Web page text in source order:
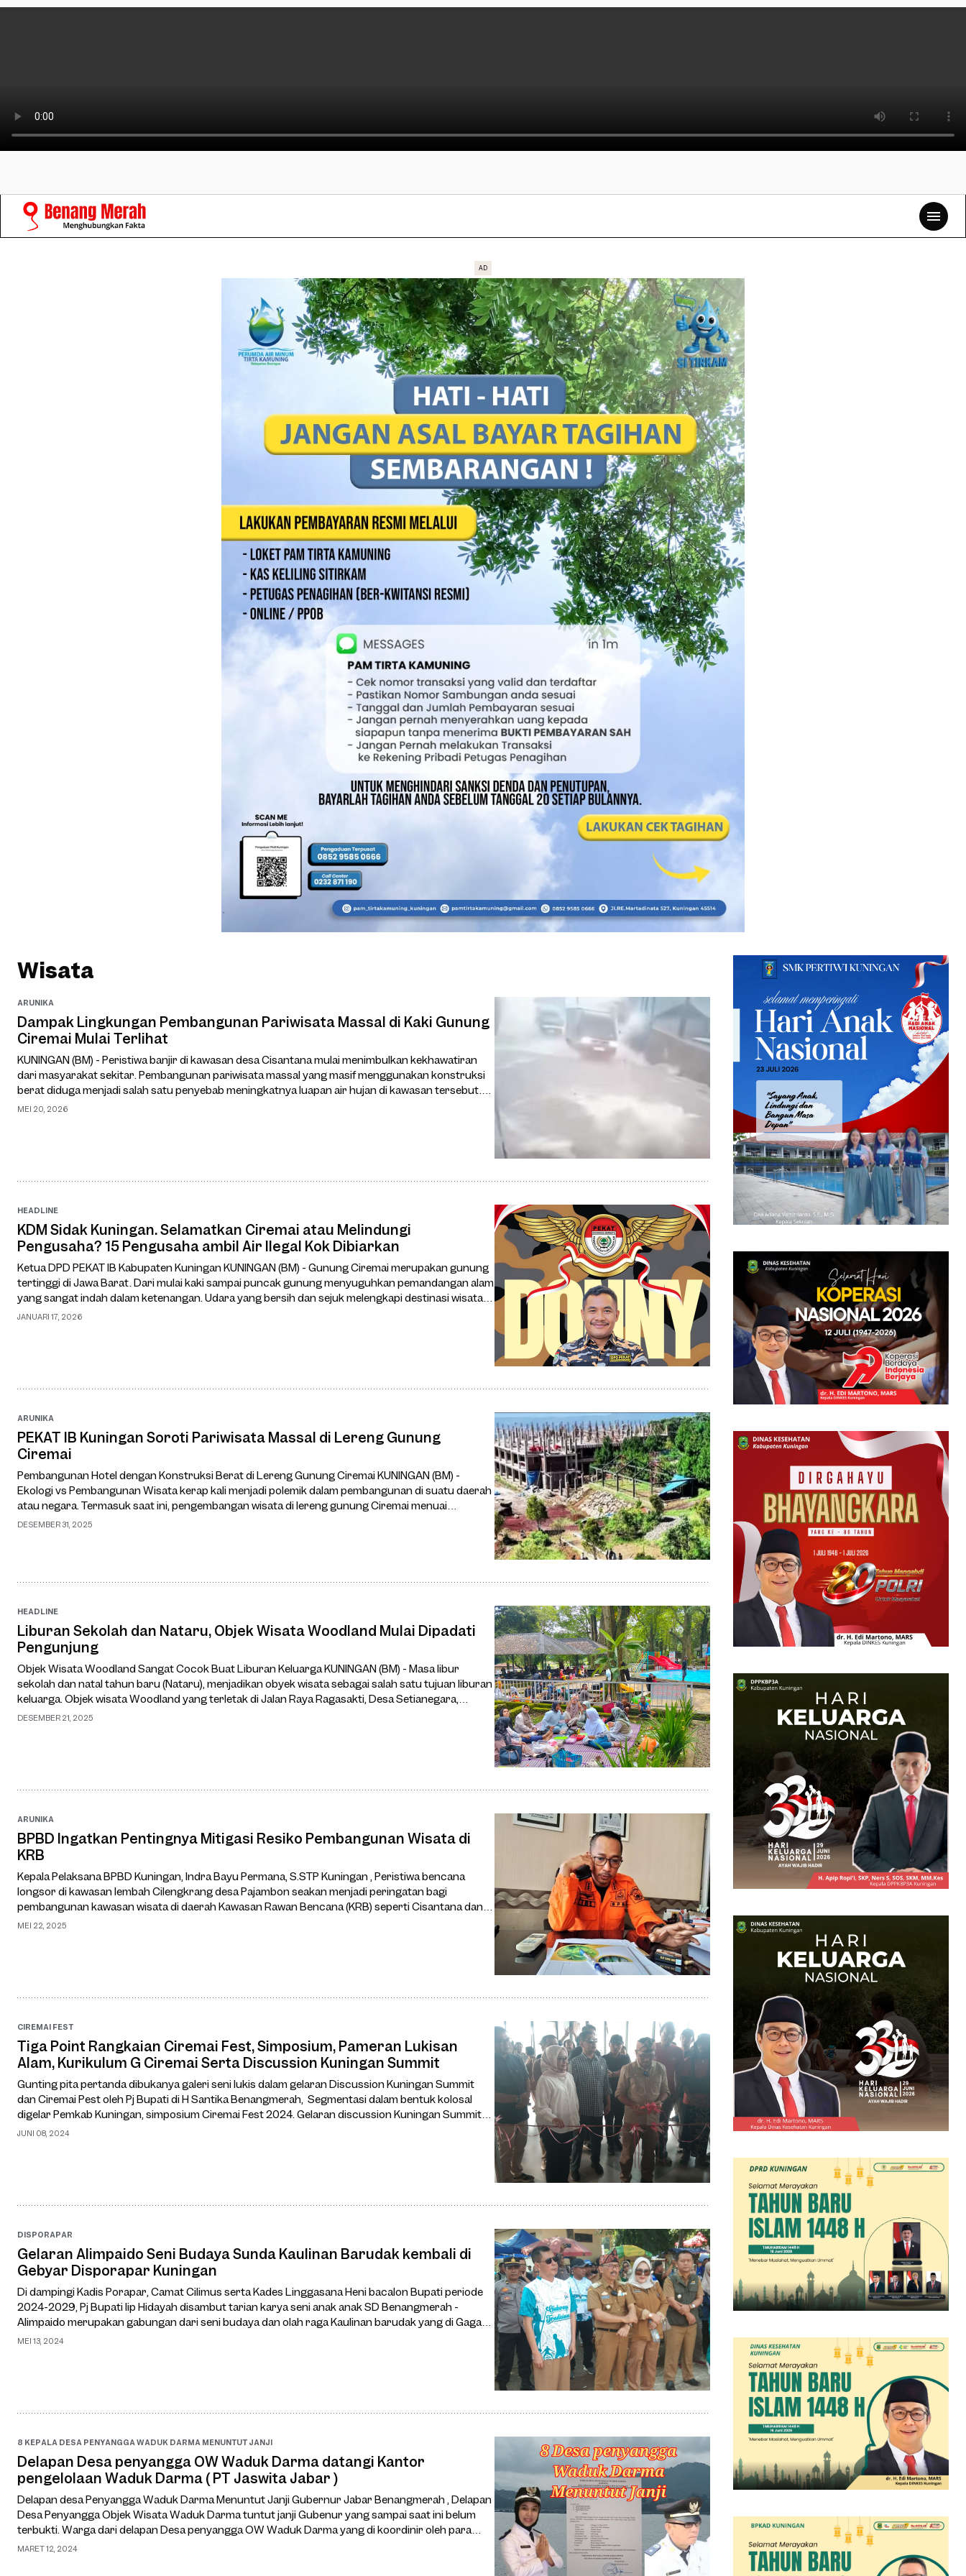
Wisata
ARUNIKA
Dampak Lingkungan Pembangunan Pariwisata Massal di Kaki Gunung
Ciremai Mulai Terlihat
KUNINGAN (BM) - Peristiwa banjir di kawasan desa Cisantana mulai menimbulkan kekhawatiran
dari masyarakat sekitar. Pembangunan pariwisata massal yang masif menggunakan konstruksi
berat diduga menjadi salah satu penyebab meningkatnya luapan air hujan di kawasan tersebut.
Berkurangnya daya resap ai…
MEI 20, 2026
HEADLINE
KDM Sidak Kuningan. Selamatkan Ciremai atau Melindungi
Pengusaha? 15 Pengusaha ambil Air Ilegal Kok Dibiarkan
Ketua DPD PEKAT IB Kabupaten Kuningan KUNINGAN (BM) - Gunung Ciremai merupakan gunung
tertinggi di Jawa Barat. Dari mulai kaki sampai puncak gunung menyuguhkan pemandangan alam
yang sangat indah dalam ketenangan. Udara yang bersih dan sejuk melengkapi destinasi wisata di
lereng gunung Ciremai. Tida…
JANUARI 17, 2026
ARUNIKA
PEKAT IB Kuningan Soroti Pariwisata Massal di Lereng Gunung
Ciremai
Pembangunan Hotel dengan Konstruksi Berat di Lereng Gunung Ciremai KUNINGAN (BM) -
Ekologi vs Pembangunan Wisata kerap kali menjadi polemik dalam pembangunan di suatu daerah
atau negara. Termasuk saat ini, pengembangan wisata di lereng gunung Ciremai menuai
kontroversi dari beberapa pihak pemerha…
DESEMBER 31, 2025
HEADLINE
Liburan Sekolah dan Nataru, Objek Wisata Woodland Mulai Dipadati
Pengunjung
Objek Wisata Woodland Sangat Cocok Buat Liburan Keluarga KUNINGAN (BM) - Masa libur
sekolah dan natal tahun baru (Nataru), menjadikan obyek wisata sebagai salah satu tujuan liburan
keluarga. Objek wisata Woodland yang terletak di Jalan Raya Ragasakti, Desa Setianegara,
Kecamatan Cilimus, Kabupaten …
DESEMBER 21, 2025
ARUNIKA
BPBD Ingatkan Pentingnya Mitigasi Resiko Pembangunan Wisata di
KRB
Kepala Pelaksana BPBD Kuningan, Indra Bayu Permana, S.STP Kuningan , Peristiwa bencana
longsor di kawasan lembah Cilengkrang desa Pajambon seakan menjadi peringatan bagi
pembangunan kawasan wisata di daerah Kawasan Rawan Bencana (KRB) seperti Cisantana dan
Palutungan. Pemkab Kuningan diharapkan leb…
MEI 22, 2025
CIREMAI FEST
Tiga Point Rangkaian Ciremai Fest, Simposium, Pameran Lukisan
Alam, Kurikulum G Ciremai Serta Discussion Kuningan Summit
Gunting pita pertanda dibukanya galeri seni lukis dalam gelaran Discussion Kuningan Summit
dan Ciremai Pest oleh Pj Bupati di H Santika Benangmerah, Segmentasi dalam bentuk kolosal
digelar Pemkab Kuningan, simposium Ciremai Fest 2024. Gelaran discussion Kuningan Summit
pun diikuti dari berbagi pel…
JUNI 08, 2024
DISPORAPAR
Gelaran Alimpaido Seni Budaya Sunda Kaulinan Barudak kembali di
Gebyar Disporapar Kuningan
Di dampingi Kadis Porapar, Camat Cilimus serta Kades Linggasana Heni bacalon Bupati periode
2024-2029, Pj Bupati Iip Hidayah disambut tarian karya seni anak anak SD Benangmerah -
Alimpaido merupakan gabungan dari seni budaya dan olah raga Kaulinan barudak yang di Gagas
Gubernur Jabar, saat itu Rid…
MEI 13, 2024
8 KEPALA DESA PENYANGGA WADUK DARMA MENUNTUT JANJI
Delapan Desa penyangga OW Waduk Darma datangi Kantor
pengelolaan Waduk Darma ( PT Jaswita Jabar )
Delapan desa Penyangga Waduk Darma Menuntut Janji Gubernur Jabar Benangmerah , Delapan
Desa Penyangga Objek Wisata Waduk Darma tuntut janji Gubenur yang sampai saat ini belum
terbukti. Warga dari delapan Desa penyangga OW Waduk Darma yang di koordinir oleh para
Kepala Desanya datangi Kantor Pengelo…
MARET 12, 2024